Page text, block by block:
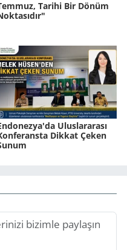
Tarihi Bir Dönüm
Uluslararası
Dikkat Çeken